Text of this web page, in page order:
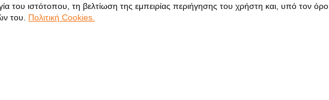
του ιστότοπου, τη βελτίωση της εμπειρίας περιήγησης του χρήστη και, υπό τον όρο
του.
Πολιτική Cookies.